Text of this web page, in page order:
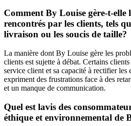
Comment By Louise gère-t-elle
rencontrés par les clients, tels
livraison ou les soucis de taille?
La manière dont By Louise gère les
clients est sujette à débat. Certains
service client et sa capacité à rectifier les
expriment des frustrations face à des
et un manque de communication.
Quel est lavis des
éthique et environnemental de